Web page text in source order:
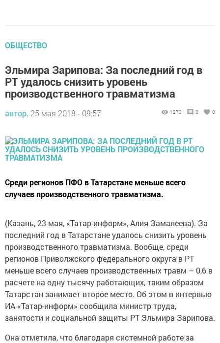
ОБЩЕСТВО
Эльмира Зарипова: За последний год в
РТ удалось снизить уровень
производственного травматизма
автор, 25 мая 2018 - 09:57 1273 0 0
Среди регионов ПФО в Татарстане меньше всего
случаев производственного травматизма.
(Казань, 23 мая, «Татар-информ», Алия Замалеева). За
последний год в Татарстане удалось снизить уровень
производственного травматизма. Вообще, среди
регионов Приволжского федерального округа в РТ
меньше всего случаев производственных травм – 0,6 в
расчете на одну тысячу работающих, таким образом
Татарстан занимает второе место. Об этом в интервью
ИА «Татар-информ» сообщила министр труда,
занятости и социальной защиты РТ Эльмира Зарипова.
Она отметила, что благодаря системной работе за